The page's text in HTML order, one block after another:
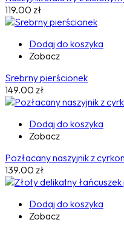
119.00 zł
Dodaj do koszyka
Zobacz
Srebrny pierścionek
149.00 zł
Dodaj do koszyka
Zobacz
Pozłacany naszyjnik z
139.00 zł
Dodaj do koszyka
Zobacz